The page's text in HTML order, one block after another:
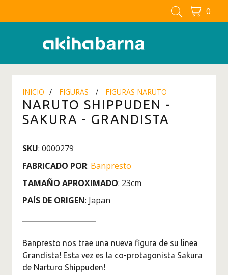
Figuras
Figuras Blue Lock
Figuras Boku No Hero - My
Hero Academia
Figuras Chainsaw man
Figuras Dandadan
Figuras Detective Conan
Figuras Dragon Ball
Figuras Full Metal Alchemist
Superhéroes
Figuras Jujutsu Kaisen
0
INICIO FIGURAS FIGURAS NARUTO
NARUTO SHIPPUDEN -
SAKURA - GRANDISTA
SKU: 0000279
FABRICADO POR: Banpresto
TAMAÑO APROXIMADO: 23cm
PAÍS DE ORIGEN: Japan
Banpresto nos trae una nueva figura de su linea
Grandista! Esta vez es la co-protagonista Sakura
de Narturo Shippuden!